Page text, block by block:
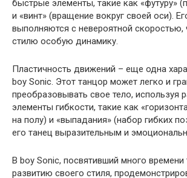
быстрые элементы, такие как «футуру»
и «винт» (вращение вокруг своей оси).
выполняются с невероятной скоростью,
стилю особую динамику.
Пластичность движений – еще одна
boy Sonic. Этот танцор может легко и
преобразовывать свое тело, используя
элементы гибкости, такие как
на полу) и «выпадания» (набор гибких
его танец выразительным и
B boy Sonic, посвятивший много времени
развитию своего стиля,